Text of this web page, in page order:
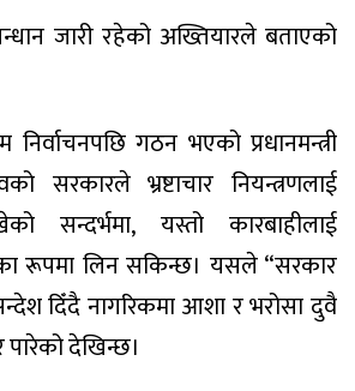
जारी रहेको अख्तियारले बताएको
गठन भएको प्रधानमन्त्री
सरकारले भ्रष्टाचार नियन्त्रणलाई
सन्दर्भमा, यस्तो कारबाहीलाई
रूपमा लिन सकिन्छ। यसले “सरकार
दिँदै नागरिकमा आशा र भरोसा दुवै
देखिन्छ।